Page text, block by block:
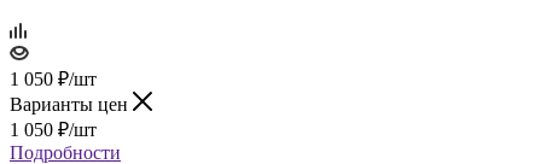
1 050 ₽/шт
Варианты цен
1 050 ₽/шт
Подробности